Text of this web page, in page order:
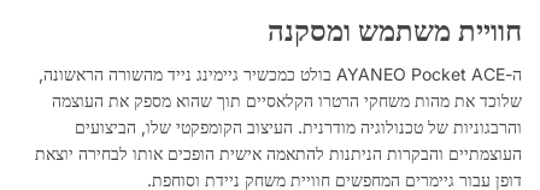
חוויית משתמש ומסקנה
ה-AYANEO Pocket ACE בולט כמכשיר גיימינג נייד מהשורה הראשונה,
שלוכד את מהות משחקי הרטרו הקלאסיים תוך שהוא מספק את העוצמה
והרבגוניות של טכנולוגיה מודרנית. העיצוב הקומפקטי שלו, הביצועים
העוצמתיים והבקרות הניתנות להתאמה אישית הופכים אותו לבחירה יוצאת
דופן עבור גיימרים המחפשים חוויית משחק ניידת וסוחפת.